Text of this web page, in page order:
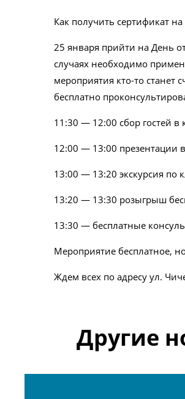
Как получить сертификат
25 января прийти на День
случаях необходимо
мероприятия кто-то станет
бесплатно
11:30 — 12:00 сбор гостей в
12:00 — 13:00 презентации
13:00 — 13:20 экскурсия по
13:20 — 13:30 розыгрыш
13:30 — бесплатные
Мероприятие бесплатное,
Ждем всех по адресу ул.
Другие